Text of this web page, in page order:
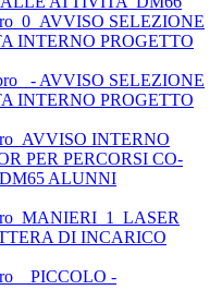
SELEZIONE
INTERNO PROGETTO
_- AVVISO SELEZIONE
INTERNO PROGETTO
INTERNO
PER PERCORSI CO-
ALUNNI
DI INCARICO
_ PICCOLO -